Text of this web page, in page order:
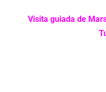
Visita guiada de